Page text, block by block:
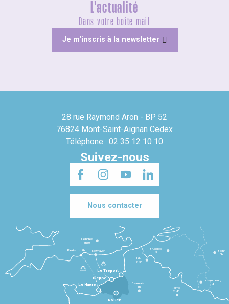
L'actualité
Dans votre boîte mail
Je m'inscris à la newsletter
28 rue Raymond Aron - BP 52
76824 Mont-Saint-Aignan Cedex
Téléphone : 02 35 12 10 10
Suivez-nous
Nous contacter
Le Havre
Dieppe
Le Tréport
Beauvais
1h
Reims
2h45
Lille
2h30
Bruxelles
3h
Londres
3h30
Newhaven
Portsmouth
Bonn
5h
Luxembourg
4h
Rouen